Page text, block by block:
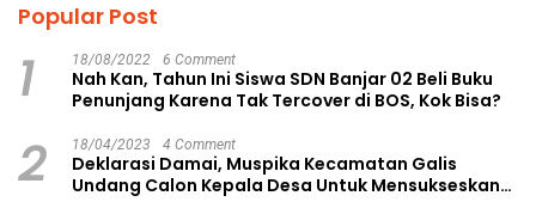
Popular Post
1 18/08/2022 6 Comment
Nah Kan, Tahun Ini Siswa SDN Banjar 02 Beli Buku
Penunjang Karena Tak Tercover di BOS, Kok Bisa?
2 18/04/2023 4 Comment
Deklarasi Damai, Muspika Kecamatan Galis
Undang Calon Kepala Desa Untuk Mensukseskan